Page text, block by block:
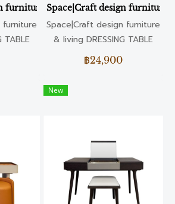
furniture & living DRESSING TABLE
furniture
TABLE
Space|Craft design furniture
Space|Craft design furniture
& living DRESSING TABLE
฿24,900
New